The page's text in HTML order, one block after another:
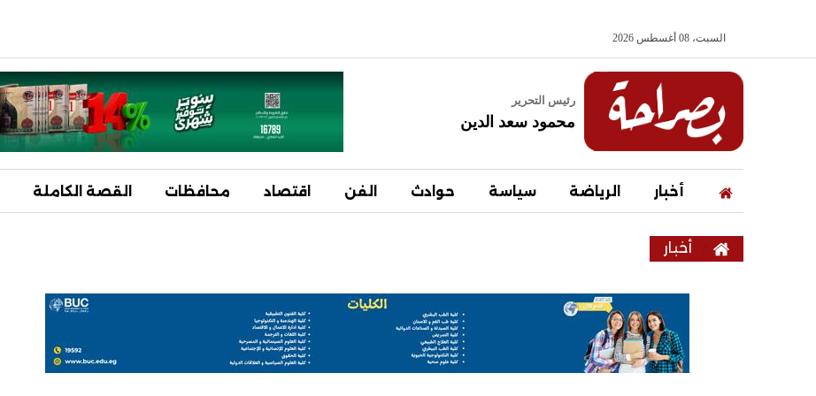
السبت، 08 أغسطس 2026
رئيس التحرير
محمود سعد الدين
أخبار الرياضة سياسة حوادث الفن اقتصاد محافظات القصة الكاملة
أخبار